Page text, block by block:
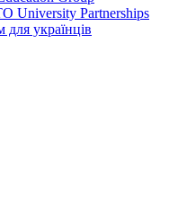
University Partnerships
для українців